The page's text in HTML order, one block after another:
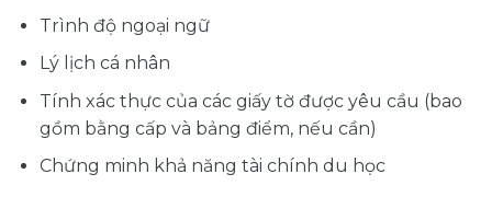
Trình độ ngoại ngữ
Lý lịch cá nhân
Tính xác thực của các giấy tờ được yêu cầu (bao
gồm bằng cấp và bảng điểm, nếu cần)
Chứng minh khả năng tài chính du học